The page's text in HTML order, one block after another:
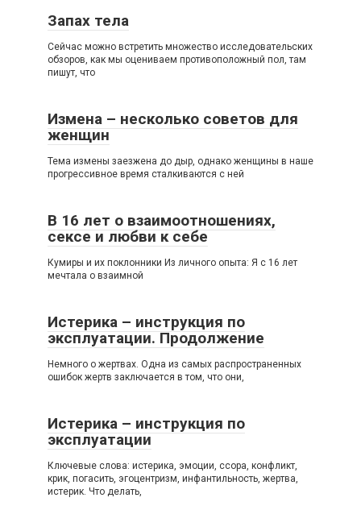
Запах тела
Сейчас можно встретить множество исследовательских
обзоров, как мы оцениваем противоположный пол, там
пишут, что
Измена – несколько советов для
женщин
Тема измены заезжена до дыр, однако женщины в наше
прогрессивное время сталкиваются с ней
В 16 лет о взаимоотношениях,
сексе и любви к себе
Кумиры и их поклонники Из личного опыта: Я с 16 лет
мечтала о взаимной
Истерика – инструкция по
эксплуатации. Продолжение
Немного о жертвах. Одна из самых распространенных
ошибок жертв заключается в том, что они,
Истерика – инструкция по
эксплуатации
Ключевые слова: истерика, эмоции, ссора, конфликт,
крик, погасить, эгоцентризм, инфантильность, жертва,
истерик. Что делать,